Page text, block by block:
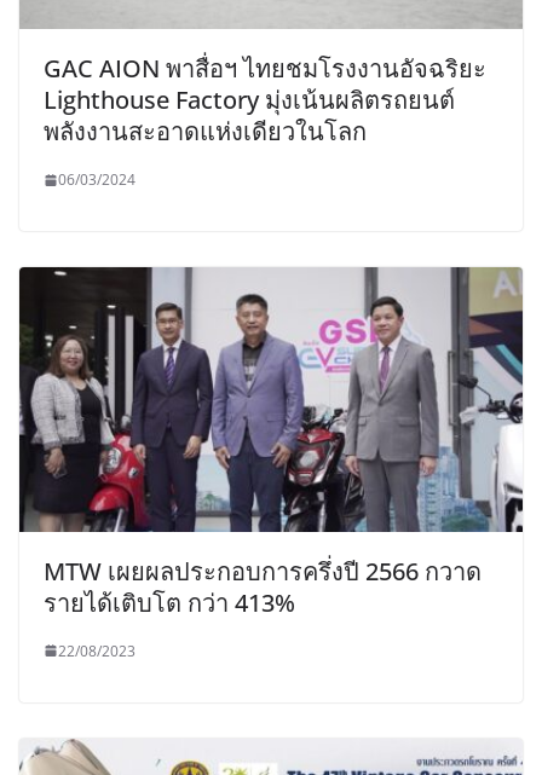
GAC AION พาสื่อฯ ไทยชมโรงงานอัจฉริยะ
Lighthouse Factory มุ่งเน้นผลิตรถยนต์
พลังงานสะอาดแห่งเดียวในโลก
06/03/2024
MTW เผยผลประกอบการครึ่งปี 2566 กวาด
รายได้เติบโต กว่า 413%
22/08/2023